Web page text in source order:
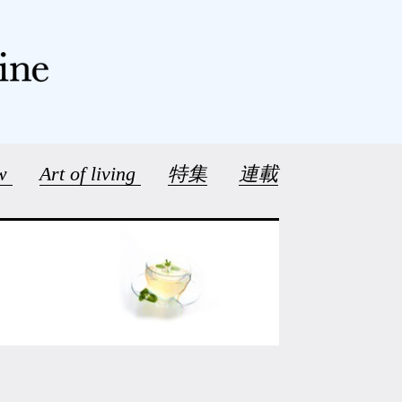
Art of living 特集 連載